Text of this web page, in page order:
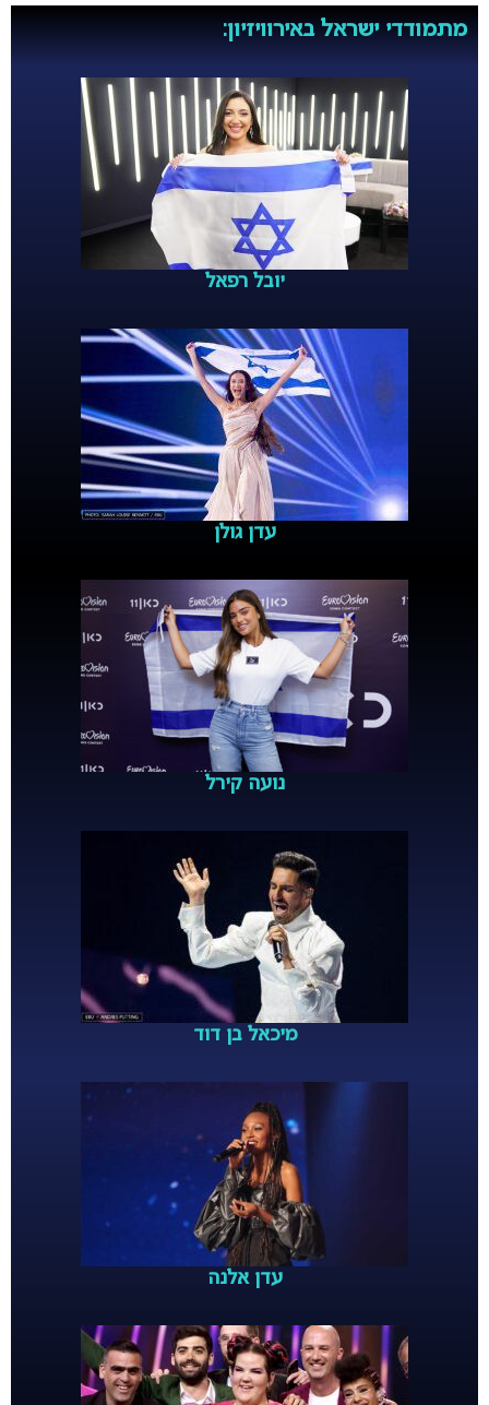
מתמודדי ישראל באירוויזיון:
יובל רפאל
עדן גולן
נועה קירל
מיכאל בן דוד
עדן אלנה